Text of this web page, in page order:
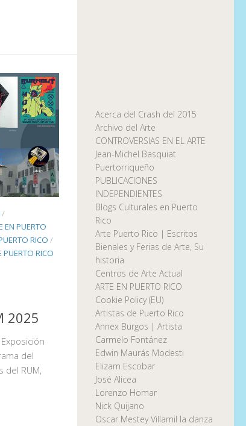
/
EN PUERTO
RICO /
PUERTO RICO
2025
del
del RUM,
Acerca del Crash del 2015
Archivo del Arte
CONTROVERSIAS EN EL ARTE
Jean-Michel Basquiat
Puertorriqueño
PUBLICACIONES
INDEPENDIENTES
Blogs Culturales en Puerto
Rico
Arte Puerto Rico | Escritos
Bienales y Ferias de Arte, Su
historia
Centros de Arte Actual
ARTE EN PUERTO RICO
Cookie Policy (EU)
Artistas de Puerto Rico
Annex Burgos | Artista
Carmelo Fontánez
Edwin Maurás Modesti
Elizam Escobar
José Alicea
Lorenzo Homar
Nick Quijano
Oscar Mestey Villamil la danza